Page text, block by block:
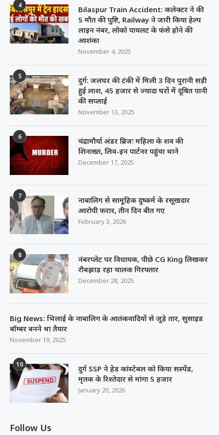
4
Bilaspur Train Accident: कलेक्टर ने की
5 मौत की पुष्टि, Railway ने जारी किया हेल्प
लाइन नंबर, लोको पायलट के फंसे होने की
आशंका
November 4, 2025
5
दुर्ग: जलघर की टंकी में मिली 3 दिन पुरानी सड़ी
हुई लाश, 45 हजार से ज्यादा घरों में दूषित पानी
की सप्लाई
November 13, 2025
6
चंद्रामौर्या अंडर ब्रिजः महिला के शव की
शिनाख्त, लिव-इन पार्टनर पहुंचा थाने
December 17, 2025
7
नाबालिग से सामूहिक दुष्कर्म के रसूखदार
आरोपी फरार, तीन दिन बीत गए
February 3, 2026
8
नंबरप्लेट पर विधायक, पीछे CG King लिखकर
रौबझाड़ रहा चालक गिरफ्तार
December 28, 2025
Big News: भिलाई के नाबालिग के आतंकवादियों से जुड़े तार, सुसाइड
बॉम्बर बनने था तैयार
November 19, 2025
10
दुर्ग SSP ने हेड कांस्टेबल को किया सस्पेंड,
मृतक के रिश्तेदार से मांगा 5 हजार
January 20, 2026
Follow Us